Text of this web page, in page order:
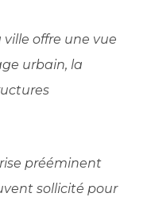
offre une vue
urbain, la
prééminent
sollicité pour